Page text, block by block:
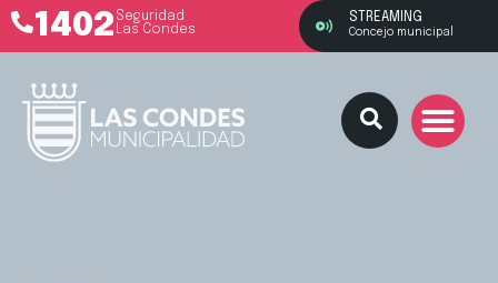
1402 Seguridad
Las Condes
STREAMING
Concejo municipal